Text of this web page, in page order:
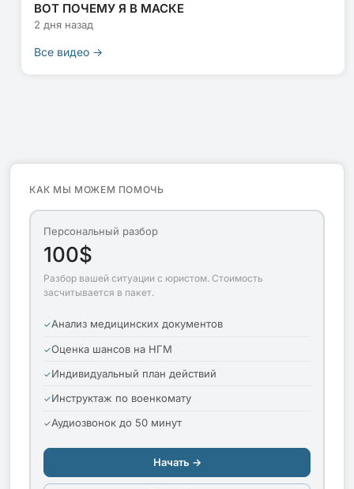
ВОТ ПОЧЕМУ Я В МАСКЕ
2 дня назад
Все видео →
КАК МЫ МОЖЕМ ПОМОЧЬ
Персональный разбор
100$
Разбор вашей ситуации с юристом. Стоимость
засчитывается в пакет.
Анализ медицинских документов
Оценка шансов на НГМ
Индивидуальный план действий
Инструктаж по военкомату
Аудиозвонок до 50 минут
Начать →